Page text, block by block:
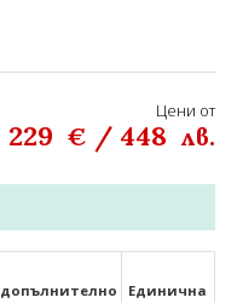
Цени от
229 € / 448 лв.
допълнително
Единична